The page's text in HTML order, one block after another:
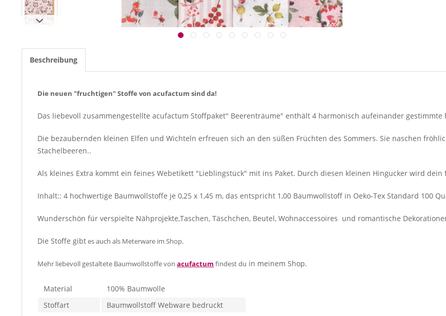
Beschreibung
Die neuen "fruchtigen" Stoffe von acufactum sind da!
Das liebevoll zusammengestellte acufactum Stoffpaket" Beerenträume" enthält 4 harmonisch aufeinander
Die bezaubernden kleinen Elfen und Wichteln erfreuen sich an den süßen Früchten des Sommers. Sie naschen
Stachelbeeren..
Als kleines Extra kommt ein feines Webetikett "Lieblingstück" mit ins Paket. Durch diesen kleinen Hingucker wird
Inhalt:: 4 hochwertige Baumwollstoffe je 0,25 x 1,45 m, das entspricht 1,00 Baumwollstoff in Oeko-Tex Standard 100
Wunderschön für verspielte Nähprojekte,Taschen, Täschchen, Beutel, Wohnaccessoires und romantische
Die Stoffe gibtes auch als Meterware im Shop.
Mehr liebevoll gestaltete Baumwollstoffe von acufactum findest du in meinem Shop.
Material
100% Baumwolle
Stoffart
Baumwollstoff Webware bedruckt